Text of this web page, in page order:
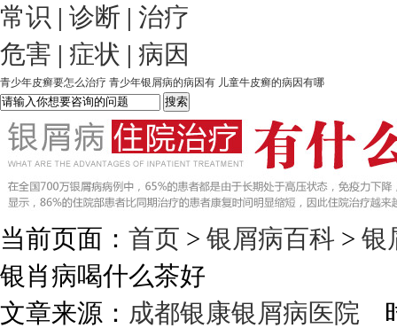
常识 | 诊断 | 治疗
危害 | 症状 | 病因
青少年皮癣要怎么治疗 青少年银屑病的病因有 儿童牛皮癣的病因有哪
当前页面： 首页 > 银屑病百科 > 银
银肖病喝什么茶好
文章来源： 成都银康银屑病医院